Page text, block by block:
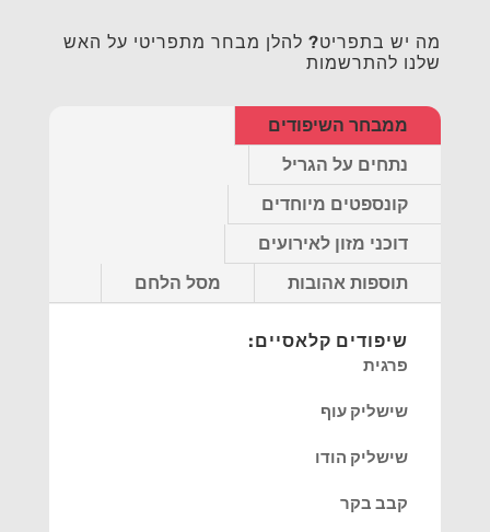
מה יש בתפריט? להלן מבחר מתפריטי על האש
שלנו להתרשמות
ממבחר השיפודים
נתחים על הגריל
קונספטים מיוחדים
דוכני מזון לאירועים
תוספות אהובות
מסל הלחם
שיפודים קלאסיים:
פרגית
שישליק עוף
שישליק הודו
קבב בקר